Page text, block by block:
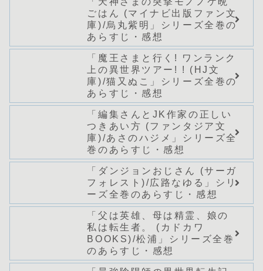
ベルス)/桑野和明」シリーズ全
巻のあらすじ・感想
ごはん (マイナビ出版ファン文
庫)/烏丸紫明」シリーズ全巻の
あらすじ・感想
「魔王さまと行く! ワンランク
上の異世界ツアー! ! (HJ文
庫)/猫又ぬこ」シリーズ全巻の
あらすじ・感想
「編集さんとJK作家の正しい
つきあい方 (ファンタジア文
庫)/あさのハジメ」シリーズ全
巻のあらすじ・感想
「ダンジョンおじさん (サーガ
フォレスト)/広路なゆる」シリ
ーズ全巻のあらすじ・感想
「父は英雄、母は精霊、娘の
私は転生者。 (カドカワ
BOOKS)/松浦」シリーズ全巻
のあらすじ・感想